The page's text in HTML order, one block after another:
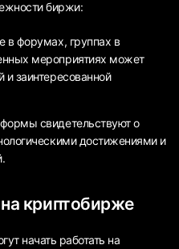
биржи:
в форумах, группах в
мероприятиях может
и заинтересованной
свидетельствуют о
достижениями и
на криптобирже
начать работать на